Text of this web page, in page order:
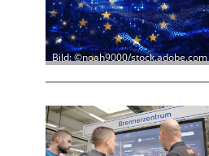
Bild: ©noah9000/stock.adobe.com